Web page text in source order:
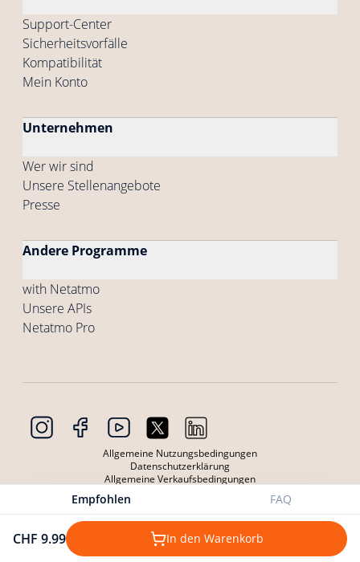
Empfohlen FAQ
CHF 9.99 In den Warenkorb
Support-Center
Sicherheitsvorfälle
Kompatibilität
Mein Konto
Unternehmen
Wer wir sind
Unsere Stellenangebote
Presse
Andere Programme
with Netatmo
Unsere APIs
Netatmo Pro
Allgemeine Nutzungsbedingungen
Datenschutzerklärung
Allgemeine Verkaufsbedingungen
Allgemeine Nutzungsbedingungen der Produkte
Datenschutzerklärung Produkte
Copyright © 2026 Netatmo. Alle Rechte vorbehalten